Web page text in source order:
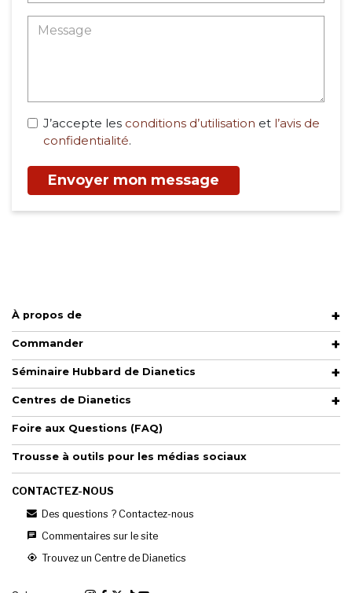
J’accepte les conditions d’utilisation et l’avis de
confidentialité.
Envoyer mon message
À propos de
Commander
Séminaire Hubbard de Dianetics
Centres de Dianetics
Foire aux Questions (FAQ)
Trousse à outils pour les médias sociaux
CONTACTEZ-NOUS
Des questions ? Contactez-nous
Commentaires sur le site
Trouvez un Centre de Dianetics